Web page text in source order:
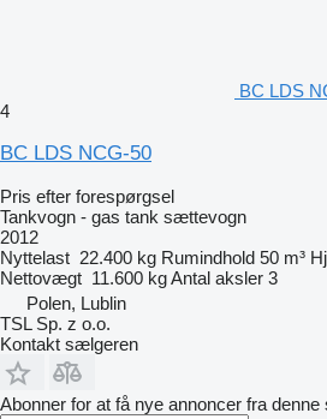
BC LDS
4
BC LDS NCG-50
Pris efter forespørgsel
Tankvogn - gas tank sættevogn
2012
Nyttelast 22.400 kg Rumindhold 50 m³
Nettovægt 11.600 kgAntal aksler 3
Polen, Lublin
TSL Sp. z o.o.
Kontakt sælgeren
Abonner for at få nye annoncer fra denne